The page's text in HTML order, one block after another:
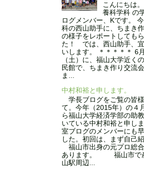
こんにちは
養科学科 の
ログメンバー、Kです。
科の西山助手に、ちまき
の様子をレポートしても
た！ では、西山助手、
いします。 ＊＊＊＊＊ 6
（土）に、福山大学近く
民館で、ちまき作り交流
ま...
中村和裕と申します。
学長ブログをご覧の皆
て。今年（2015年）の４
ら福山大学経済学部の助
いている中村和裕と申し
室ブログのメンバーにも
した。初回は、まず自己紹
福山市出身の元プロ総
あります。 福山市で
山駅周辺...